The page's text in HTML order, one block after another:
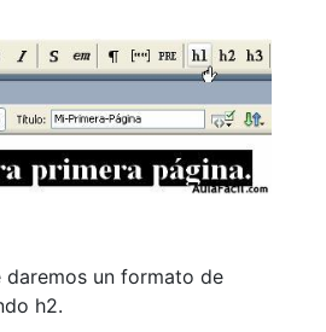
un formato de
h2.